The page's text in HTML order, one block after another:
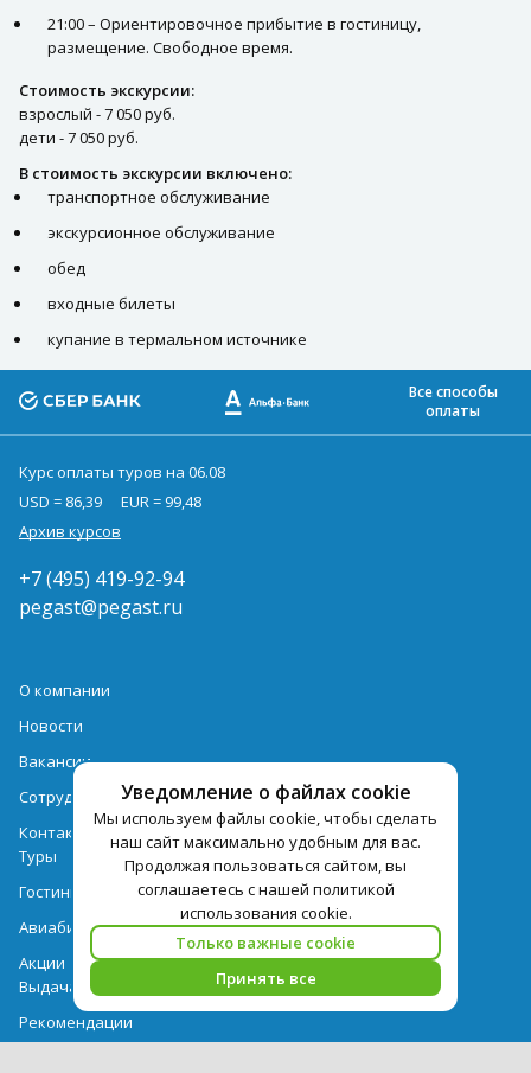
21:00 – Ориентировочное прибытие в гостиницу,
размещение. Свободное время.
Стоимость экскурсии:
взрослый - 7 050 руб.
дети - 7 050 руб.
В стоимость экскурсии включено:
транспортное обслуживание
экскурсионное обслуживание
обед
входные билеты
купание в термальном источнике
Уведомление о файлах cookie
Мы используем файлы cookie, чтобы сделать
наш сайт максимально удобным для вас.
Продолжая пользоваться сайтом, вы
соглашаетесь с нашей политикой
использования cookie.
Только важные cookie
Принять все
Все способы
оплаты
Курс оплаты туров на 06.08
USD = 86,39
EUR = 99,48
Архив курсов
+7 (495) 419-92-94
pegast@pegast.ru
О компании
Новости
Вакансии
Сотрудничество
Контактная информация
Туры
Гостиницы
Авиабилеты
Акции
Выдача документов
Рекомендации